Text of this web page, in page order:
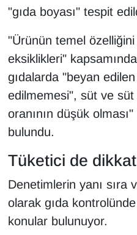
"gıda boyası" tespit
"Ürünün temel
eksiklikleri"
gıdalarda "beyan
edilmemesi", süt ve
oranının düşük
bulundu.
Tüketici de
Denetimlerin yanı sıra
olarak gıda
konular bulunuyor.
YEREL